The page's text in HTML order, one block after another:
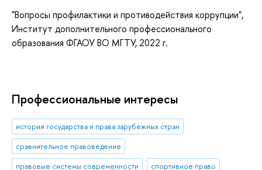
"Вопросы профилактики и противодействия коррупции",
Институт дополнительного профессионального
образования ФГАОУ ВО МГТУ, 2022 г.
Профессиональные интересы
история государства и права зарубежных стран
сравнительное правоведение
правовые системы современности
спортивное право